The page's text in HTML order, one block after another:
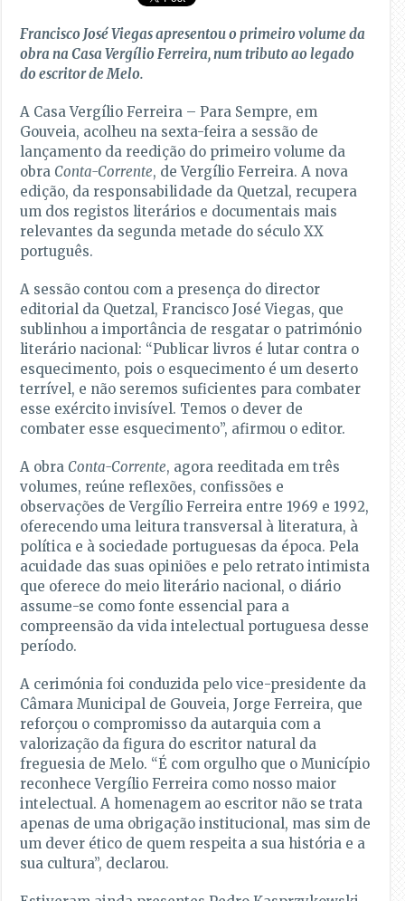
Francisco José Viegas apresentou o primeiro volume da
obra na Casa Vergílio Ferreira, num tributo ao legado
do escritor de Melo.
A Casa Vergílio Ferreira – Para Sempre, em
Gouveia, acolheu na sexta-feira a sessão de
lançamento da reedição do primeiro volume da
obra Conta-Corrente, de Vergílio Ferreira. A nova
edição, da responsabilidade da Quetzal, recupera
um dos registos literários e documentais mais
relevantes da segunda metade do século XX
português.
A sessão contou com a presença do director
editorial da Quetzal, Francisco José Viegas, que
sublinhou a importância de resgatar o património
literário nacional: “Publicar livros é lutar contra o
esquecimento, pois o esquecimento é um deserto
terrível, e não seremos suficientes para combater
esse exército invisível. Temos o dever de
combater esse esquecimento”, afirmou o editor.
A obra Conta-Corrente, agora reeditada em três
volumes, reúne reflexões, confissões e
observações de Vergílio Ferreira entre 1969 e 1992,
oferecendo uma leitura transversal à literatura, à
política e à sociedade portuguesas da época. Pela
acuidade das suas opiniões e pelo retrato intimista
que oferece do meio literário nacional, o diário
assume-se como fonte essencial para a
compreensão da vida intelectual portuguesa desse
período.
A cerimónia foi conduzida pelo vice-presidente da
Câmara Municipal de Gouveia, Jorge Ferreira, que
reforçou o compromisso da autarquia com a
valorização da figura do escritor natural da
freguesia de Melo. “É com orgulho que o Município
reconhece Vergílio Ferreira como nosso maior
intelectual. A homenagem ao escritor não se trata
apenas de uma obrigação institucional, mas sim de
um dever ético de quem respeita a sua história e a
sua cultura”, declarou.